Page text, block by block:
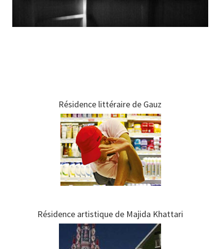
Résidence littéraire de Gauz
Résidence artistique de Majida Khattari